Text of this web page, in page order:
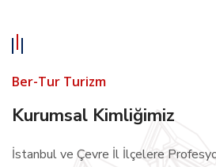
Ber-Tur Turizm
Kurumsal Kimliğimiz
İstanbul ve Çevre İl İlçelere